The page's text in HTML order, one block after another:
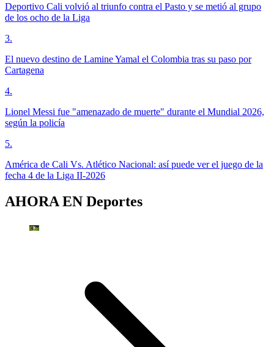
Deportivo Cali volvió al triunfo contra el Pasto y se metió al grupo
de los ocho de la Liga
3.
El nuevo destino de Lamine Yamal el Colombia tras su paso por
Cartagena
4.
Lionel Messi fue "amenazado de muerte" durante el Mundial 2026,
según la policía
5.
América de Cali Vs. Atlético Nacional: así puede ver el juego de la
fecha 4 de la Liga II-2026
AHORA EN Deportes